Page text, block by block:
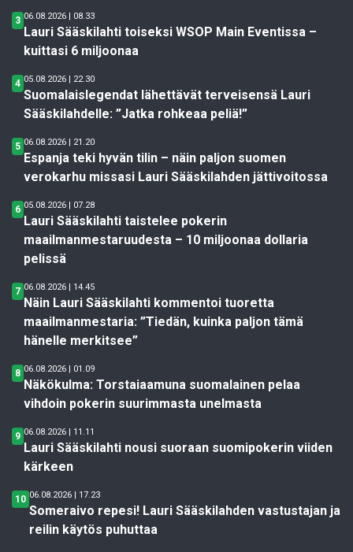
3 06.08.2026 | 08.33
Lauri Sääskilahti toiseksi WSOP Main Eventissa –
kuittasi 6 miljoonaa
4 05.08.2026 | 22.30
Suomalaislegendat lähettävät terveisensä Lauri
Sääskilahdelle: ”Jatka rohkeaa peliä!”
5 06.08.2026 | 21.20
Espanja teki hyvän tilin – näin paljon suomen
verokarhu missasi Lauri Sääskilahden jättivoitossa
6 05.08.2026 | 07.28
Lauri Sääskilahti taistelee pokerin
maailmanmestaruudesta – 10 miljoonaa dollaria
pelissä
7 06.08.2026 | 14.45
Näin Lauri Sääskilahti kommentoi tuoretta
maailmanmestaria: ”Tiedän, kuinka paljon tämä
hänelle merkitsee”
8 06.08.2026 | 01.09
Näkökulma: Torstaiaamuna suomalainen pelaa
vihdoin pokerin suurimmasta unelmasta
9 06.08.2026 | 11.11
Lauri Sääskilahti nousi suoraan suomipokerin viiden
kärkeen
10 06.08.2026 | 17.23
Someraivo repesi! Lauri Sääskilahden vastustajan ja
reilin käytös puhuttaa